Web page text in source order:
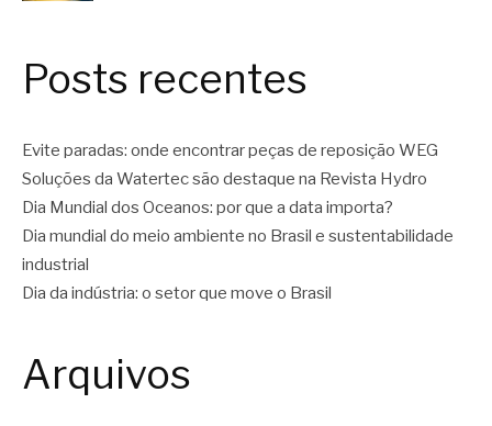
Posts recentes
Evite paradas: onde encontrar peças de reposição WEG
Soluções da Watertec são destaque na Revista Hydro
Dia Mundial dos Oceanos: por que a data importa?
Dia mundial do meio ambiente no Brasil e sustentabilidade
industrial
Dia da indústria: o setor que move o Brasil
Arquivos